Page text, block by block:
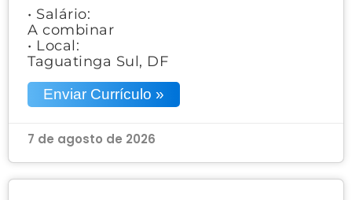
• Salário:
A combinar
• Local:
Taguatinga Sul, DF
Enviar Currículo »
7 de agosto de 2026